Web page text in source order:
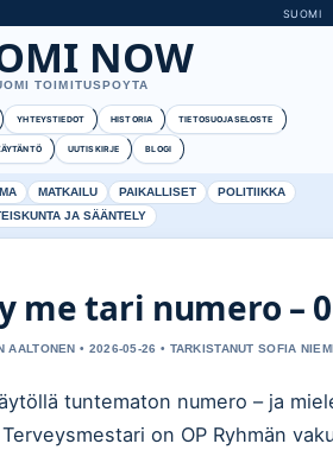
SUOMI
NOW
TOIMITUSPOYTA
YHTEYSTIEDOT HISTORIA TIETOSUOJASELOSTE
UUTISKIRJE BLOGI
MATKAILU PAIKALLISET
POLITIIKKA
JA SÄÄNTELY
me tari numero –
AALTONEN • 2026-05-26 • TARKISTANUT SOFIA
tuntematon numero – ja
on OP Ryhmän